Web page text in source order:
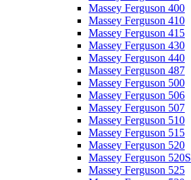
Massey Ferguson 400
Massey Ferguson 410
Massey Ferguson 415
Massey Ferguson 430
Massey Ferguson 440
Massey Ferguson 487
Massey Ferguson 500
Massey Ferguson 506
Massey Ferguson 507
Massey Ferguson 510
Massey Ferguson 515
Massey Ferguson 520
Massey Ferguson 520S
Massey Ferguson 525